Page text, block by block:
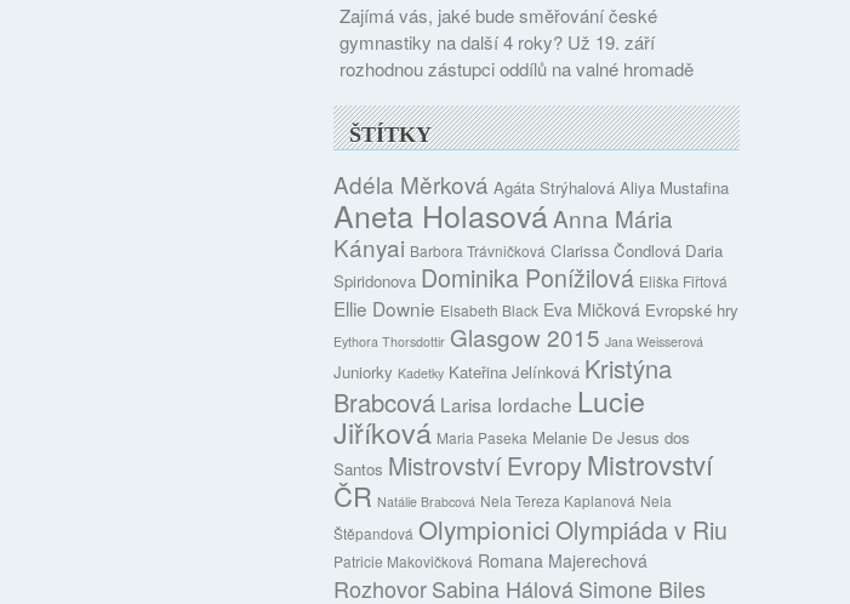
Zajímá vás, jaké bude směřování české
gymnastiky na další 4 roky? Už 19. září
rozhodnou zástupci oddílů na valné hromadě
ŠTÍTKY
Adéla Měrková Agáta Strýhalová Aliya Mustafina
Aneta HolasováAnna Mária
Kányai Barbora Trávničková Clarissa Čondlová Daria
Spiridonova Dominika Ponížilová Eliška Fiřtová
Ellie Downie Elsabeth Black Eva Mičková Evropské hry
Eythora Thorsdottir Glasgow 2015 Jana Weisserová
Juniorky Kadetky Kateřina Jelínková Kristýna
Brabcová Larisa Iordache Lucie
Jiříková Maria Paseka Melanie De Jesus dos
Santos Mistrovství Evropy Mistrovství
ČR Natálie Brabcová Nela Tereza Kaplanová Nela
Štěpandová OlympioniciOlympiáda v Riu
Patricie Makovičková Romana Majerechová
RozhovorSabina HálováSimone Biles